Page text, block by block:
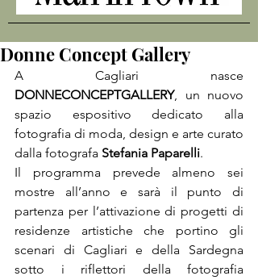
Donne Concept Gallery
DONNECONCEPTGALLERY, un nuovo
spazio espositivo dedicato alla
fotografia di moda, design e arte curato
dalla fotografa Stefania Paparelli.
Il programma prevede almeno sei
mostre all’anno e sarà il punto di
partenza per l’attivazione di progetti di
residenze artistiche che portino gli
scenari di Cagliari e della Sardegna
sotto i riflettori della fotografia